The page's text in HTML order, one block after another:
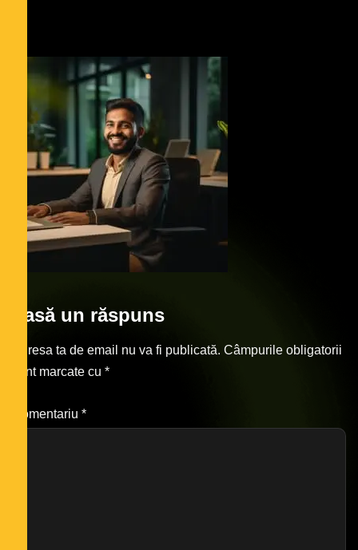
Lasă un răspuns
Adresa ta de email nu va fi publicată. Câmpurile obligatorii
sunt marcate cu *
Comentariu *